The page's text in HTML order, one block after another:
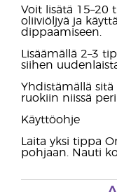
Voit lisätä 15–20
oliiviöljyä ja
dippaamiseen.
Lisäämällä 2–3
siihen
Yhdistämällä sitä
ruokiin niissä
Käyttöohje
Laita yksi tippa
pohjaan. Nauti